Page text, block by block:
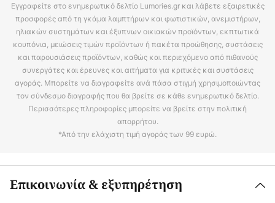
Εγγραφείτε στο ενημερωτικό δελτίο Lumories.gr και λάβετε εξαιρετικές
προσφορές από τη γκάμα λαμπτήρων και φωτιστικών, ανεμιστήρων,
ηλιακών συστημάτων και έξυπνων οικιακών προϊόντων, εκπτωτικά
κουπόνια, μειώσεις τιμών προϊόντων ή πακέτα προώθησης, συστάσεις
και παρουσιάσεις προϊόντων, καθώς και περιεχόμενο από πιθανούς
συνεργάτες και έρευνες και αιτήματα για κριτικές και συστάσεις
αγοράς. Μπορείτε να διαγραφείτε ανά πάσα στιγμή χρησιμοποιώντας
τον σύνδεσμο διαγραφής που θα βρείτε σε κάθε ενημερωτικό δελτίο.
Περισσότερες πληροφορίες μπορείτε να βρείτε στην πολιτική
απορρήτου.
*Από την ελάχιστη τιμή αγοράς των 99 ευρώ.
Επικοινωνία & εξυπηρέτηση